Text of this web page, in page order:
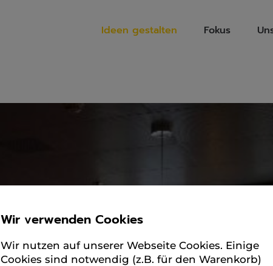
Ideen gestalten Fokus
Wir verwenden Cookies
Wir nutzen auf unserer Webseite Cookies. Einige
Cookies sind notwendig (z.B. für den Warenkorb)